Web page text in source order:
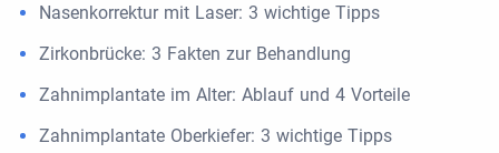
Nasenkorrektur mit Laser: 3 wichtige Tipps
Zirkonbrücke: 3 Fakten zur Behandlung
Zahnimplantate im Alter: Ablauf und 4 Vorteile
Zahnimplantate Oberkiefer: 3 wichtige Tipps